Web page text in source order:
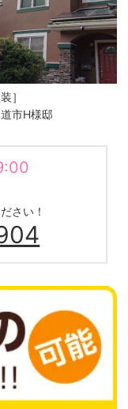
］
市H様邸
さい！